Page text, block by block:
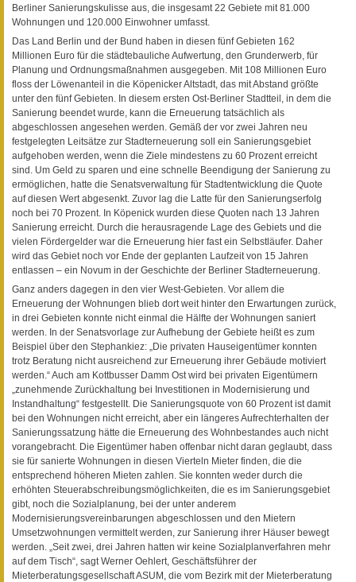
Berliner Sanierungskulisse aus, die insgesamt 22 Gebiete mit 81.000
Wohnungen und 120.000 Einwohner umfasst.
Das Land Berlin und der Bund haben in diesen fünf Gebieten 162
Millionen Euro für die städtebauliche Aufwertung, den Grunderwerb, für
Planung und Ordnungsmaßnahmen ausgegeben. Mit 108 Millionen Euro
floss der Löwenanteil in die Köpenicker Altstadt, das mit Abstand größte
unter den fünf Gebieten. In diesem ersten Ost-Berliner Stadtteil, in dem die
Sanierung beendet wurde, kann die Erneuerung tatsächlich als
abgeschlossen angesehen werden. Gemäß der vor zwei Jahren neu
festgelegten Leitsätze zur Stadterneuerung soll ein Sanierungsgebiet
aufgehoben werden, wenn die Ziele mindestens zu 60 Prozent erreicht
sind. Um Geld zu sparen und eine schnelle Beendigung der Sanierung zu
ermöglichen, hatte die Senatsverwaltung für Stadtentwicklung die Quote
auf diesen Wert abgesenkt. Zuvor lag die Latte für den Sanierungserfolg
noch bei 70 Prozent. In Köpenick wurden diese Quoten nach 13 Jahren
Sanierung erreicht. Durch die herausragende Lage des Gebiets und die
vielen Fördergelder war die Erneuerung hier fast ein Selbstläufer. Daher
wird das Gebiet noch vor Ende der geplanten Laufzeit von 15 Jahren
entlassen – ein Novum in der Geschichte der Berliner Stadterneuerung.
Ganz anders dagegen in den vier West-Gebieten. Vor allem die
Erneuerung der Wohnungen blieb dort weit hinter den Erwartungen zurück,
in drei Gebieten konnte nicht einmal die Hälfte der Wohnungen saniert
werden. In der Senatsvorlage zur Aufhebung der Gebiete heißt es zum
Beispiel über den Stephankiez: „Die privaten Hauseigentümer konnten
trotz Beratung nicht ausreichend zur Erneuerung ihrer Gebäude motiviert
werden.“ Auch am Kottbusser Damm Ost wird bei privaten Eigentümern
„zunehmende Zurückhaltung bei Investitionen in Modernisierung und
Instandhaltung“ festgestellt. Die Sanierungsquote von 60 Prozent ist damit
bei den Wohnungen nicht erreicht, aber ein längeres Aufrechterhalten der
Sanierungssatzung hätte die Erneuerung des Wohnbestandes auch nicht
vorangebracht. Die Eigentümer haben offenbar nicht daran geglaubt, dass
sie für sanierte Wohnungen in diesen Vierteln Mieter finden, die die
entsprechend höheren Mieten zahlen. Sie konnten weder durch die
erhöhten Steuerabschreibungsmöglichkeiten, die es im Sanierungsgebiet
gibt, noch die Sozialplanung, bei der unter anderem
Modernisierungsvereinbarungen abgeschlossen und den Mietern
Umsetzwohnungen vermittelt werden, zur Sanierung ihrer Häuser bewegt
werden. „Seit zwei, drei Jahren hatten wir keine Sozialplanverfahren mehr
auf dem Tisch“, sagt Werner Oehlert, Geschäftsführer der
Mieterberatungsgesellschaft ASUM, die vom Bezirk mit der Mieterberatung